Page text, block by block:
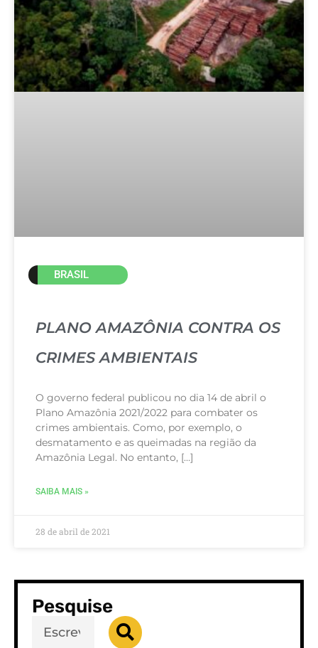
BRASIL
PLANO AMAZÔNIA CONTRA OS
CRIMES AMBIENTAIS
O governo federal publicou no dia 14 de abril o
Plano Amazônia 2021/2022 para combater os
crimes ambientais. Como, por exemplo, o
desmatamento e as queimadas na região da
Amazônia Legal. No entanto, […]
SAIBA MAIS »
28 de abril de 2021
Pesquise